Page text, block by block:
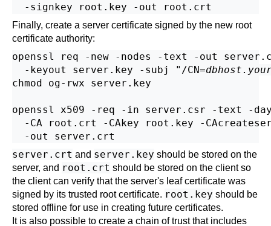
Finally, create a server certificate signed by the new root
certificate authority:
openssl req -new -nodes -text -out
  -keyout server.key -subj "/CN=
chmod og-rwx server.key
openssl x509 -req -in server.csr -text -
-CA root.crt -CAkey root.key -
server.crt and server.key should be stored on the
server, and root.crt should be stored on the client so
the client can verify that the server's leaf certificate was
signed by its trusted root certificate. root.key should be
stored offline for use in creating future certificates.
It is also possible to create a chain of trust that includes